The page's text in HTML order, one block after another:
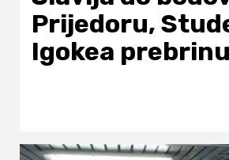
Prijedoru,
Igokea